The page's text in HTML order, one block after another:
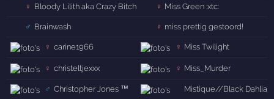
♀ Bloody Lilith aka Crazy Bitch
♂ Brainwash
♀ carine1966
♀ christeltjexxx
♂ Christopher Jones ™
♀ Miss Green :xtc:
♀ miss prettig gestoord!
♀ Miss Twilight
♀ Miss_Murder
Mistique//Black Dahlia